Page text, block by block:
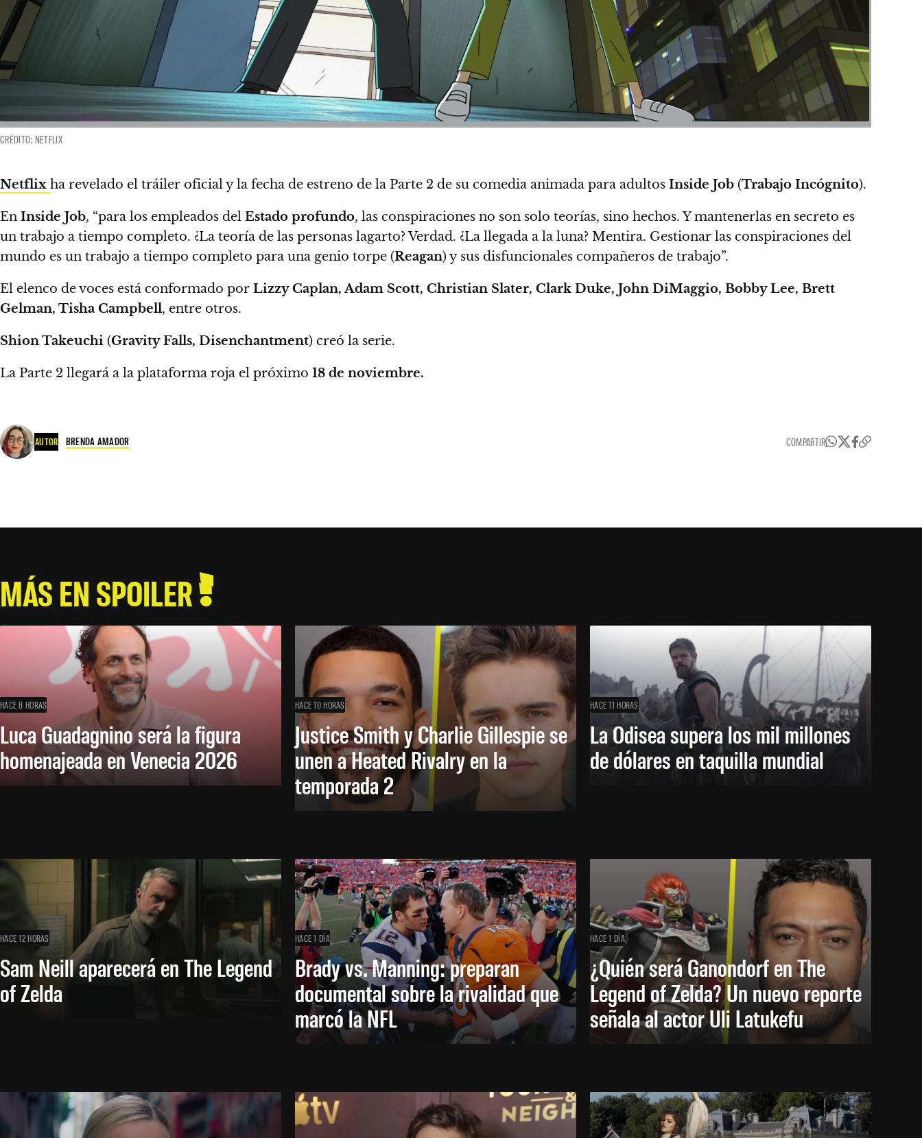
CRÉDITO: NETFLIX
Netflix ha revelado el tráiler oficial y la fecha de estreno de la Parte 2 de su comedia animada para adultos Inside Job (Trabajo Incógnito).
En Inside Job, “para los empleados del Estado profundo, las conspiraciones no son solo teorías, sino hechos. Y mantenerlas en secreto es
un trabajo a tiempo completo. ¿La teoría de las personas lagarto? Verdad. ¿La llegada a la luna? Mentira. Gestionar las conspiraciones del
mundo es un trabajo a tiempo completo para una genio torpe (Reagan) y sus disfuncionales compañeros de trabajo”.
El elenco de voces está conformado por Lizzy Caplan, Adam Scott, Christian Slater, Clark Duke, John DiMaggio, Bobby Lee, Brett
Gelman, Tisha Campbell, entre otros.
Shion Takeuchi (Gravity Falls, Disenchantment) creó la serie.
La Parte 2 llegará a la plataforma roja el próximo 18 de noviembre.
AUTOR BRENDA AMADOR COMPARTIR
MÁS EN SPOILER
HACE 8 HORAS
Luca Guadagnino será la figura
homenajeada en Venecia 2026
HACE 10 HORAS
Justice Smith y Charlie Gillespie se
unen a Heated Rivalry en la
temporada 2
HACE 11 HORAS
La Odisea supera los mil millones
de dólares en taquilla mundial
HACE 12 HORAS
Sam Neill aparecerá en The Legend
of Zelda
HACE 1 DÍA
Brady vs. Manning: preparan
documental sobre la rivalidad que
marcó la NFL
HACE 1 DÍA
¿Quién será Ganondorf en The
Legend of Zelda? Un nuevo reporte
señala al actor Uli Latukefu